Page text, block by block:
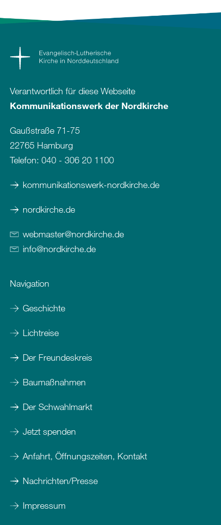
Verantwortlich für diese Webseite
Kommunikationswerk der Nordkirche
Gaußstraße 71-75
22765 Hamburg
Telefon: 040 - 306 20 1100
kommunikationswerk-nordkirche.de
nordkirche.de
webmaster@nordkirche.de
info@nordkirche.de
Navigation
Geschichte
Lichtreise
Der Freundeskreis
Baumaßnahmen
Der Schwahlmarkt
Jetzt spenden
Anfahrt, Öffnungszeiten, Kontakt
Nachrichten/Presse
Impressum